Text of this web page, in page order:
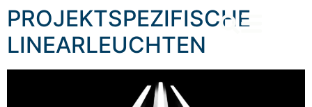
content
PROJEKTSPEZIFISCHE
LINEARLEUCHTEN